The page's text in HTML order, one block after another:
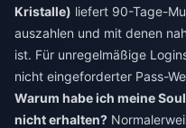
Kristalle) liefert 90-Tage-
auszahlen und mit denen
ist. Für unregelmäßige
nicht eingeforderter Pass-
Warum habe ich meine
nicht erhalten?